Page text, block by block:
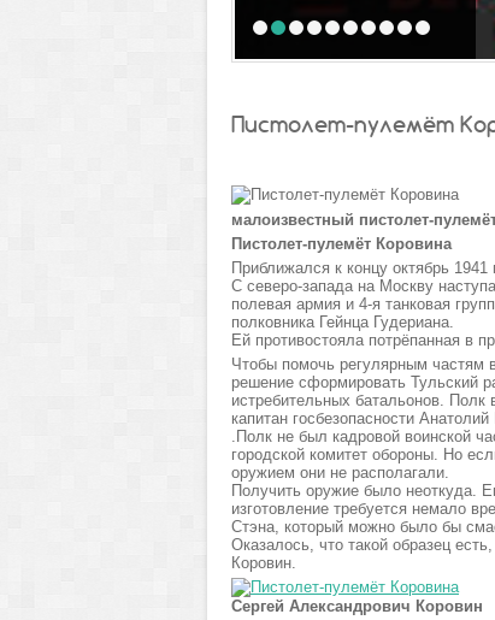
1 2 3 4 5 6 7 8 9
Пистолет-пулемёт
малоизвестный пистолет-
Пистолет-пулемёт Коровина
Приближался к концу октябрь
С северо-запада на Москву
полевая армия и 4-я танковая
полковника Гейнца Гудериана.
Ей противостояла потрёпанная в
Чтобы помочь регулярным частям
решение сформировать Тульский
истребительных батальонов. Полк
капитан госбезопасности Анатолий
.Полк не был кадровой воинской
городской комитет обороны. Но
оружием они не располагали.
Получить оружие было неоткуда.
изготовление требуется немало
Стэна, который можно было бы
Оказалось, что такой образец
Коровин.
Сергей Александрович Коровин